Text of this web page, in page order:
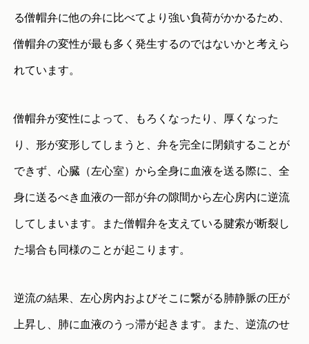
る僧帽弁に他の弁に比べてより強い負荷がかかるため、
僧帽弁の変性が最も多く発生するのではないかと考えら
れています。
僧帽弁が変性によって、もろくなったり、厚くなった
り、形が変形してしまうと、弁を完全に閉鎖することが
できず、心臓（左心室）から全身に血液を送る際に、全
身に送るべき血液の一部が弁の隙間から左心房内に逆流
してしまいます。また僧帽弁を支えている腱索が断裂し
た場合も同様のことが起こります。
逆流の結果、左心房内およびそこに繋がる肺静脈の圧が
上昇し、肺に血液のうっ滞が起きます。また、逆流のせ